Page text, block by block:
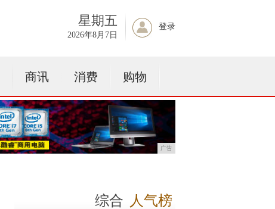
星期五
2026年8月7日
登录
商讯 消费 购物
广告
综合 人气榜